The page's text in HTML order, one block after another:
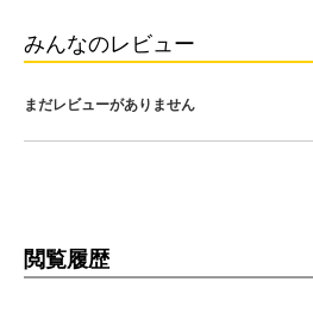
みんなのレビュー
まだレビューがありません
閲覧履歴